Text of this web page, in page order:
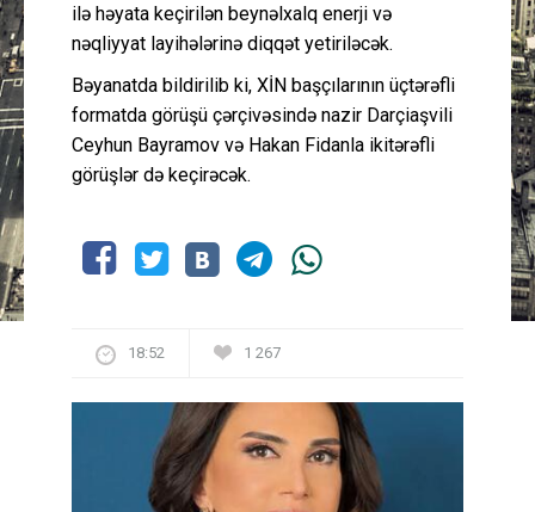
ilə həyata keçirilən beynəlxalq enerji və
nəqliyyat layihələrinə diqqət yetiriləcək.
Bəyanatda bildirilib ki, XİN başçılarının üçtərəfli
formatda görüşü çərçivəsində nazir Darçiaşvili
Ceyhun Bayramov və Hakan Fidanla ikitərəfli
görüşlər də keçirəcək.
18:52 1 267